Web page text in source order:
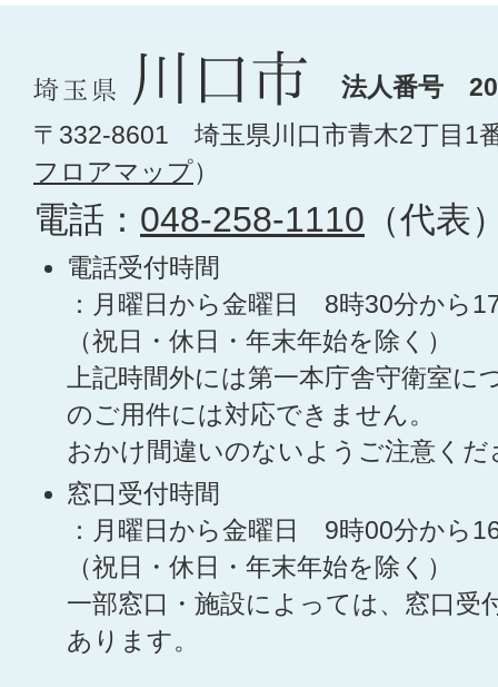
法人番号
〒332-8601 埼玉県川口市青木2丁目1
フロアマップ）
電話： 048-258-1110 （代表
電話受付時間
：月曜日から金曜日 8時30分から
（祝日・休日・年末年始を除く）
上記時間外には第一本庁舎守衛室に
のご用件には対応できません。
おかけ間違いのないようご注意くだ
窓口受付時間
：月曜日から金曜日 9時00分から
（祝日・休日・年末年始を除く）
一部窓口・施設によっては、窓口受
あります。